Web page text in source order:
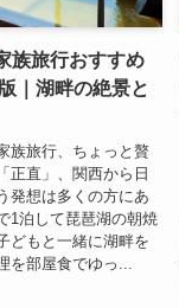
族旅行おすすめ
｜湖畔の絶景と
族旅行、ちょっと贅
正直」、関西から日
発想は多くの方にあ
1泊して琵琶湖の朝焼
どもと一緒に湖畔を
を部屋食でゆっ...